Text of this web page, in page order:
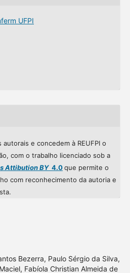
UFPI
e concedem à REUFPI o
com o trabalho licenciado sob a
Attibution BY4.0que permite o
com reconhecimento da autoria e
Bezerra, Paulo Sérgio da Silva,
Fabíola Christian Almeida de